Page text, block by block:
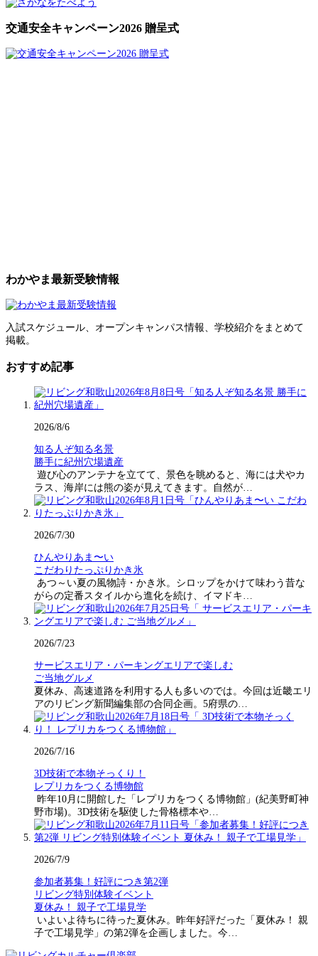
交通安全キャンペーン2026 贈呈式
わかやま最新受験情報
入試スケジュール、オープンキャンパス情報、学校紹介をまとめて
掲載。
おすすめ記事
2026/8/6
知る人ぞ知る名景
勝手に紀州穴場遺産
遊び心のアンテナを立てて、景色を眺めると、海には犬やカ
ラス、海岸には熊の姿が見えてきます。自然が…
2026/7/30
ひんやりあま〜い
こだわりたっぷりかき氷
あつ～い夏の風物詩・かき氷。シロップをかけて味わう昔な
がらの定番スタイルから進化を続け、イマドキ…
2026/7/23
サービスエリア・パーキングエリアで楽しむ
ご当地グルメ
夏休み、高速道路を利用する人も多いのでは。今回は近畿エリ
アのリビング新聞編集部の合同企画。5府県の…
2026/7/16
3D技術で本物そっくり！
レプリカをつくる博物館
昨年10月に開館した「レプリカをつくる博物館」(紀美野町神
野市場)。3D技術を駆使した骨格標本や…
2026/7/9
参加者募集！好評につき第2弾
リビング特別体験イベント
夏休み！ 親子で工場見学
いよいよ待ちに待った夏休み。昨年好評だった「夏休み！ 親
子で工場見学」の第2弾を企画しました。今…